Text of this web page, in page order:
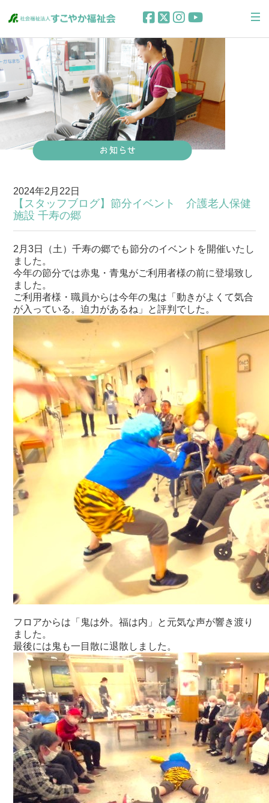
2024年2月22日
【スタッフブログ】節分イベント 介護老人保健
施設 千寿の郷
2月3日（土）千寿の郷でも節分のイベントを開催いたし
ました。
今年の節分では赤鬼・青鬼がご利用者様の前に登場致し
ました。
ご利用者様・職員からは今年の鬼は「動きがよくて気合
が入っている。迫力があるね」と評判でした。
フロアからは「鬼は外。福は内」と元気な声が響き渡り
ました。
最後には鬼も一目散に退散しました。